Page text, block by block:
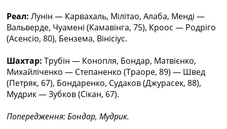
Іспанія. Ла Ліга
Ще Турніри >>>
Таблиці
Таблиця УПЛ
Перша Ліга
Таблиця АПЛ
Таблиця Ла Ліги
Всі таблиці >>>
Реал: Лунін — Карвахаль, Мілітао, Алаба, Менді —
Вальверде, Чуамені (Камавінга, 75), Кроос — Родріго
(Асенсіо, 80), Бензема, Вінісіус.
Шахтар: Трубін — Конопля, Бондар, Матвієнко,
Михайліченко — Степаненко (Траоре, 89) — Швед
(Петряк, 67), Бондаренко, Судаков (Джурасек, 88),
Мудрик — Зубков (Сікан, 67).
Попередження: Бондар, Мудрик.